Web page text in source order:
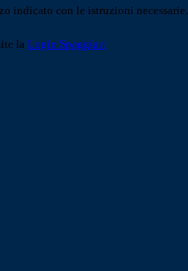
indicato con le istruzioni necessarie.
la Login Spaggiari